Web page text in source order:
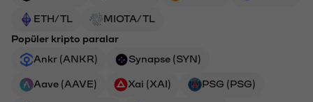
ETH/TL
MIOTA/TL
Popüler kripto paralar
Ankr (ANKR)
Synapse (SYN)
Aave (AAVE) Xai (XAI) PSG (PSG)